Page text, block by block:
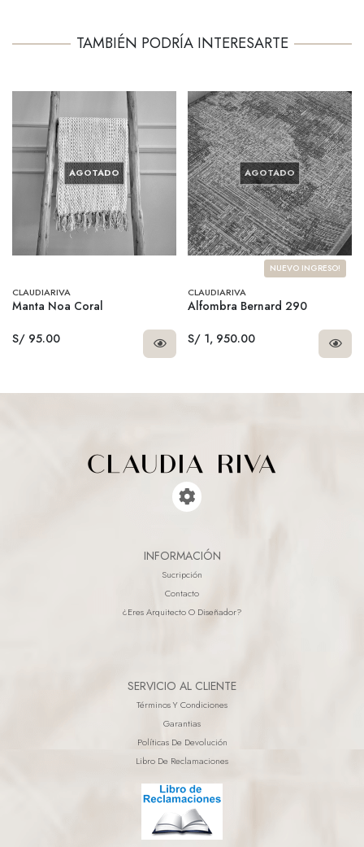
TAMBIÉN PODRÍA INTERESARTE
AGOTADO
CLAUDIARIVA
Manta Noa Coral
S/ 95.00
AGOTADO
NUEVO INGRESO!
CLAUDIARIVA
Alfombra Bernard 290
S/ 1, 950.00
INFORMACIÓN
Sucripción
Contacto
¿eres Arquitecto O Diseñador?
SERVICIO AL CLIENTE
Términos Y Condiciones
Garantias
Políticas De Devolución
Libro De Reclamaciones